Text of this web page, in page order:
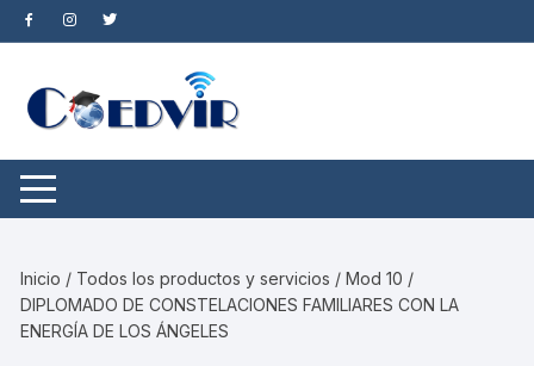
Saltar
al
Inicio / Todos los productos y servicios / Mod 10 /
DIPLOMADO DE CONSTELACIONES FAMILIARES CON LA
ENERGÍA DE LOS ÁNGELES